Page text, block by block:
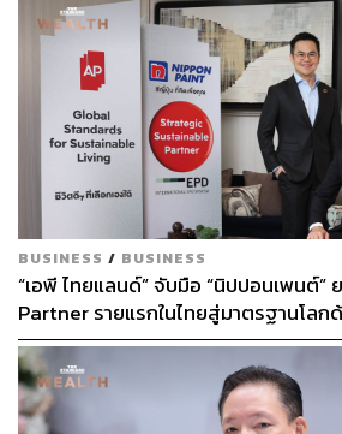
BUSINESS / BUSINESS
“เอพี ไทยแลนด์” จับมือ “นิปปอนเพนต์”
Partner รายแรกในไทยสู่มาตรฐานโลก
International พร้อมชูแนวคิด Global
Global Sustainable Living ส่งมอบบ้
ผลกระทบต่อสิ่งแวดล้อม พร้อมปั้นนักออก